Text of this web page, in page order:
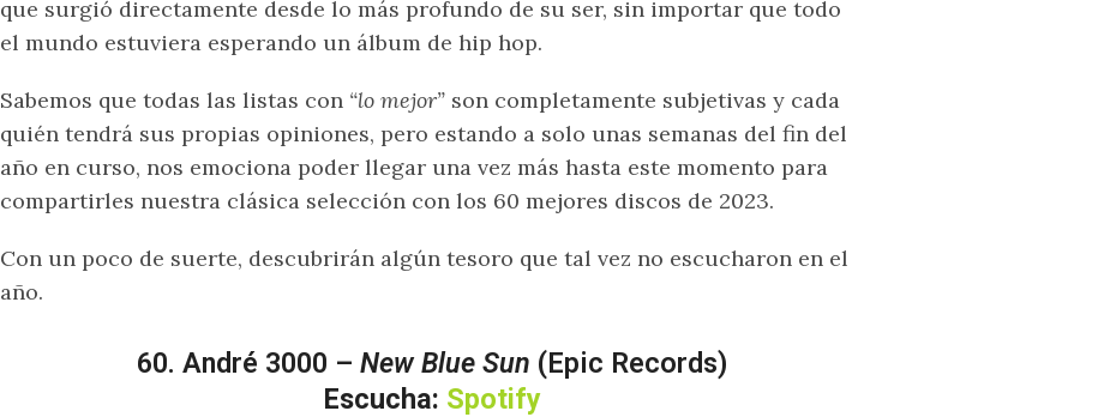
que surgió directamente desde lo más profundo de su ser, sin importar que todo
el mundo estuviera esperando un álbum de hip hop.
Sabemos que todas las listas con “lo mejor” son completamente subjetivas y cada
quién tendrá sus propias opiniones, pero estando a solo unas semanas del fin del
año en curso, nos emociona poder llegar una vez más hasta este momento para
compartirles nuestra clásica selección con los 60 mejores discos de 2023.
Con un poco de suerte, descubrirán algún tesoro que tal vez no escucharon en el
año.
60. André 3000 – New Blue Sun (Epic Records)
Escucha: Spotify